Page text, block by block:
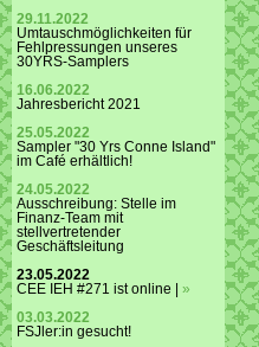
29.11.2022
Umtauschmöglichkeiten für
Fehlpressungen unseres
30YRS-Samplers
16.06.2022
Jahresbericht 2021
25.05.2022
Sampler "30 Yrs Conne Island"
im Café erhältlich!
24.05.2022
Ausschreibung: Stelle im
Finanz-Team mit
stellvertretender
Geschäftsleitung
23.05.2022
CEE IEH #271 ist online | »
03.03.2022
FSJler:in gesucht!